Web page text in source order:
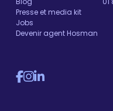
Presse et media kit
Jobs
Devenir agent Hosman